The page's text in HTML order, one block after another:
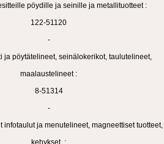
pöydille ja seinille ja metallituotteet :
122-51120
-
ja pöytätelineet, seinälokerikot, taulutelineet,
maalaustelineet :
8-51314
-
infotaulut ja menutelineet, magneettiset tuotteet,
kehykset :